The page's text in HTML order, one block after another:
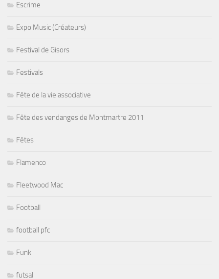
Escrime
Expo Music (Créateurs)
Festival de Gisors
Festivals
Fête de la vie associative
Fête des vendanges de Montmartre 2011
Fêtes
Flamenco
Fleetwood Mac
Football
football pfc
Funk
futsal